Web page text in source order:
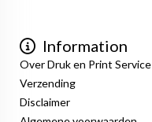
Information
Over Druk en Print Service
Verzending
Disclaimer